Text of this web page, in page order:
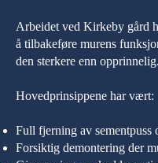
Arbeidet ved Kirkeby gård
å tilbakeføre murens
den sterkere enn opprinnelig.
Hovedprinsippene har vært:
Full fjerning av sementpuss
Forsiktig demontering der